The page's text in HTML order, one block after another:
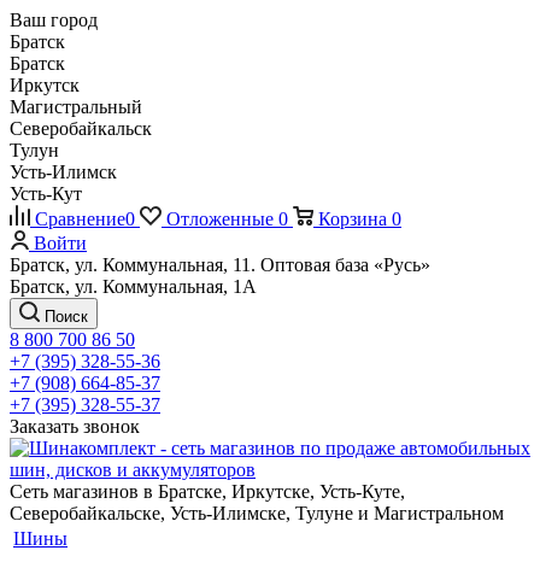
Ваш город
Братск
Братск
Иркутск
Магистральный
Северобайкальск
Тулун
Усть-Илимск
Усть-Кут
Сравнение0 Отложенные 0 Корзина 0
Войти
Братск, ул. Коммунальная, 11. Оптовая база «Русь»
Братск, ул. Коммунальная, 1А
Поиск
8 800 700 86 50
+7 (395) 328-55-36
+7 (908) 664-85-37
+7 (395) 328-55-37
Заказать звонок
Сеть магазинов в Братске, Иркутске, Усть-Куте,
Северобайкальске, Усть-Илимске, Тулуне и Магистральном
Шины